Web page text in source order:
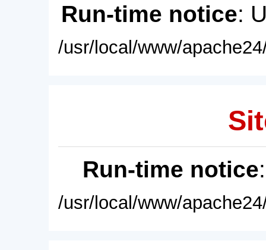
Run-time notice:
/usr/local/www/
Run-time notice
/usr/local/www/